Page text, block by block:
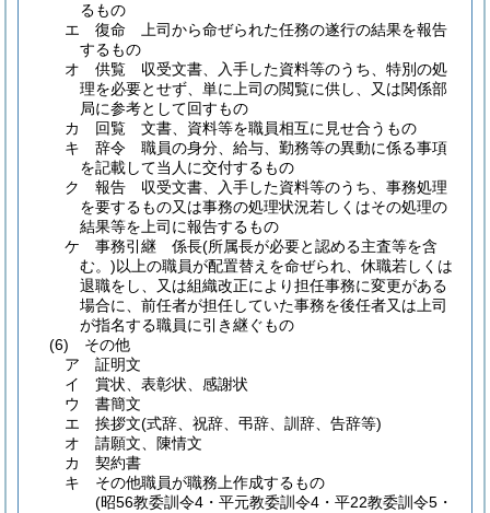
るもの
エ
復命 上司から命ぜられた任務の遂行の結果を報告
するもの
オ
供覧 収受文書、入手した資料等のうち、特別の処
理を必要とせず、単に上司の閲覧に供し、又は関係部
局に参考として回すもの
カ
回覧 文書、資料等を職員相互に見せ合うもの
キ
辞令 職員の身分、給与、勤務等の異動に係る事項
を記載して当人に交付するもの
ク
報告 収受文書、入手した資料等のうち、事務処理
を要するもの又は事務の処理状況若しくはその処理の
結果等を上司に報告するもの
ケ
事務引継 係長(所属長が必要と認める主査等を含
む。)以上の職員が配置替えを命ぜられ、休職若しくは
退職をし、又は組織改正により担任事務に変更がある
場合に、前任者が担任していた事務を後任者又は上司
が指名する職員に引き継ぐもの
(6)
その他
ア
証明文
イ
賞状、表彰状、感謝状
ウ
書簡文
エ
挨拶文(式辞、祝辞、弔辞、訓辞、告辞等)
オ
請願文、陳情文
カ
契約書
キ
その他職員が職務上作成するもの
(昭56教委訓令4・平元教委訓令4・平22教委訓令5・